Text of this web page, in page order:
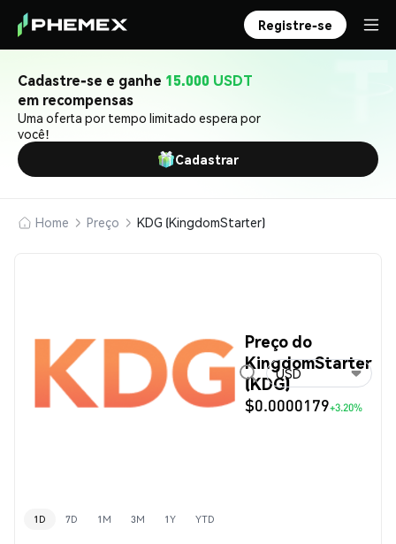
Registre-se
Cadastre-se e ganhe 15.000 USDT
em recompensas
Uma oferta por tempo limitado espera por
você!
Cadastrar
Home Preço KDG (KingdomStarter)
Preço do
KingdomStarter
(KDG)
$0.0000179+3.20%
USD
1D 7D 1M 3M 1Y YTD